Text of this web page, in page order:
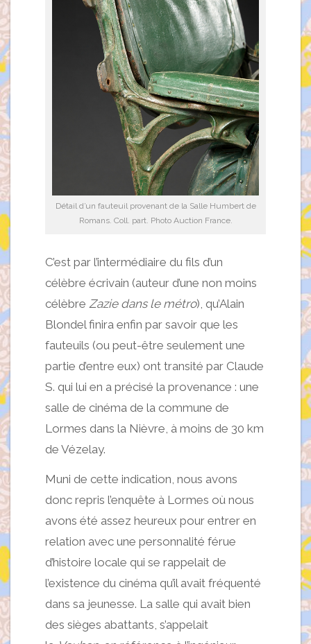
Détail d’un fauteuil provenant de la Salle Humbert de
Romans. Coll. part. Photo Auction France.
C’est par l’intermédiaire du fils d’un
célèbre écrivain (auteur d’une non moins
célèbre Zazie dans le métro), qu’Alain
Blondel finira enfin par savoir que les
fauteuils (ou peut-être seulement une
partie d’entre eux) ont transité par Claude
S. qui lui en a précisé la provenance : une
salle de cinéma de la commune de
Lormes dans la Nièvre, à moins de 30 km
de Vézelay.
Muni de cette indication, nous avons
donc repris l’enquête à Lormes où nous
avons été assez heureux pour entrer en
relation avec une personnalité férue
d’histoire locale qui se rappelait de
l’existence du cinéma qu’il avait fréquenté
dans sa jeunesse. La salle qui avait bien
des sièges abattants, s’appelait